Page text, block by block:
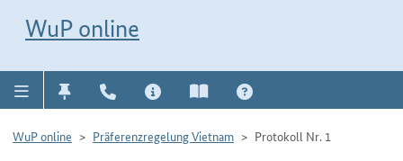
WuP online
WuP online Präferenzregelung Vietnam Protokoll Nr. 1